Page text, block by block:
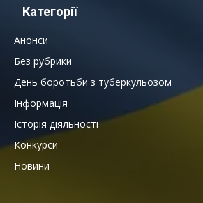
Категорії
Анонси
Без рубрики
День боротьби з туберкульозом
Інформація
Історія діяльності
Конкурси
Новини